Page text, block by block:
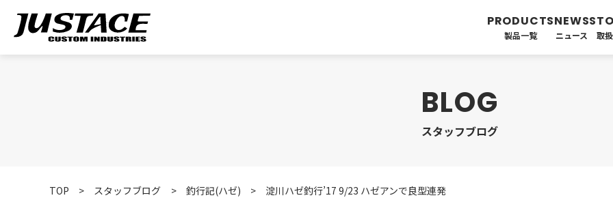
製品一覧 ニュース 取
スタッフブログ
TOP > スタッフブログ > 釣行記(ハゼ) > 淀川ハゼ釣行’17 9/23 ハゼアンで良型連発